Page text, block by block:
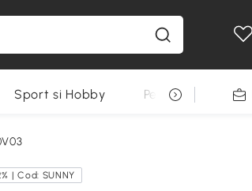
Sport si Hobby Pentru animale
| Cod: SUNNY